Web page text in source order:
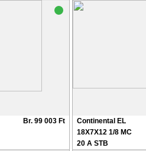
Br. 99 003 Ft
Continental EL
18X7X12 1/8 MC
20 A STB